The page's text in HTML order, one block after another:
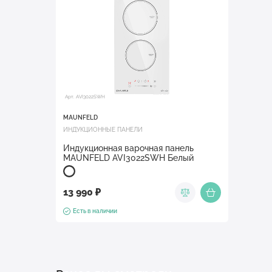
Арт. AVI3022SWH
MAUNFELD
ИНДУКЦИОННЫЕ ПАНЕЛИ
Индукционная варочная панель
MAUNFELD AVI3022SWH Белый
13 990 ₽
Есть в наличии